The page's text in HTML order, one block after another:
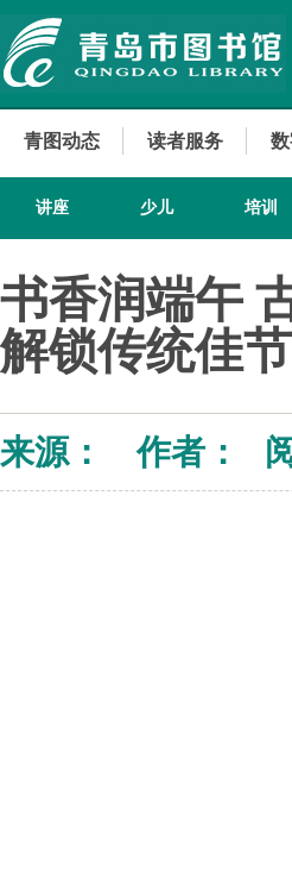
青图动态 读者服务
讲座 少儿 培训
书香润端午
解锁传统佳
来源： 作者： 阅